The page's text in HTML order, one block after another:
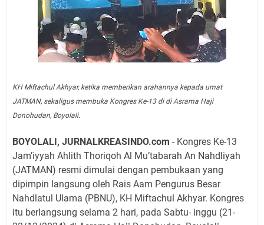
KH Miftachul Akhyar, ketika memberikan arahannya kepada umat
JATMAN, sekaligus membuka Kongres Ke-13 di di Asrama Haji
Donohudan, Boyolali.
BOYOLALI, JURNALKREASINDO.com - Kongres Ke-13
Jam’iyyah Ahlith Thoriqoh Al Mu’tabarah An Nahdliyah
(JATMAN) resmi dimulai dengan pembukaan yang
dipimpin langsung oleh Rais Aam Pengurus Besar
Nahdlatul Ulama (PBNU), KH Miftachul Akhyar. Kongres
itu berlangsung selama 2 hari, pada Sabtu- inggu (21-